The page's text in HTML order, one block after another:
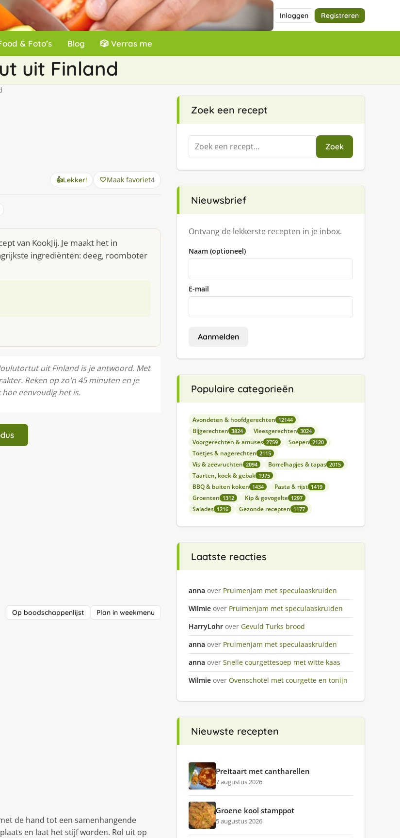
Inloggen Registreren
& Foto’s Blog 🎲 Verras me
uit Finland
👍Lekker! Maak favoriet4
van KookJij. Je maakt het in
ingrediënten: deeg, roomboter
uit Finland is je antwoord. Met
Reken op zo'n 45 minuten en je
eenvoudig het is.
Op boodschappenlijst Plan in weekmenu
de hand tot een samenhangende
en laat het stijf worden. Rol uit op
Zoek een recept
Zoeken
naar:
Zoek
Nieuwsbrief
Ontvang de lekkerste recepten in je inbox.
Naam (optioneel)
E-mail
Aanmelden
Populaire categorieën
Avondeten & hoofdgerechten 12144
Bijgerechten 3824 Vleesgerechten 3024
Voorgerechten & amuses 2759 Soepen 2120
Toetjes & nagerechten 2115
Vis & zeevruchten 2094 Borrelhapjes & tapas 2015
Taarten, koek & gebak 1975
BBQ & buiten koken 1434 Pasta & rijst 1419
Groenten 1312 Kip & gevogelte 1297
Salades 1216 Gezonde recepten 1177
Laatste reacties
anna over Pruimenjam met speculaaskruiden
Wilmie over Pruimenjam met speculaaskruiden
HarryLohr over Gevuld Turks brood
anna over Pruimenjam met speculaaskruiden
anna over Snelle courgettesoep met witte kaas
Wilmie over Ovenschotel met courgette en tonijn
Nieuwste recepten
Preitaart met cantharellen
7 augustus 2026
Groene kool stamppot
5 augustus 2026